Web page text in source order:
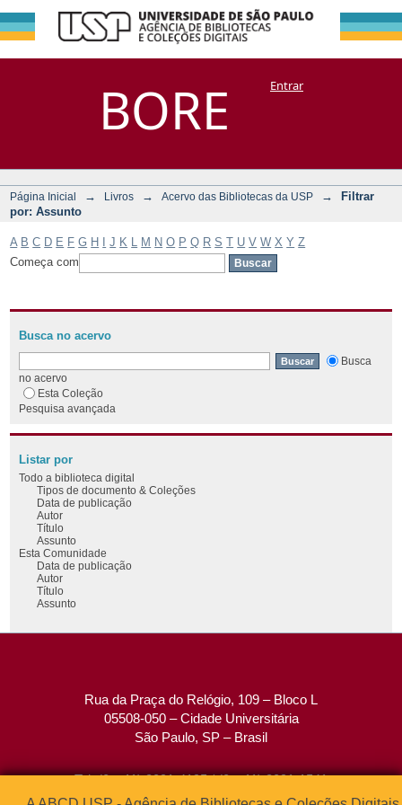
BORE
Filtrar por:
Assunto
DSpace/Manakin + CoriscoEntrar
Página Inicial → Livros → Acervo das Bibliotecas da USP →
Filtrar
por: Assunto
A B C D E F G H J K M N O P Q R S T U V W X Y Z
Começa com
Busca no acervo
Busca
no acervo
Esta Coleção
Pesquisa avançada
Listar por
Todo a biblioteca digital
Tipos de documento & Coleções
Data de publicação
Autor
Título
Assunto
Esta Comunidade
Data de publicação
Autor
Título
Assunto
Rua da Praça do Relógio, 109 – Bloco L
05508-050 – Cidade Universitária
São Paulo, SP – Brasil
Tel: (0xx11) 3091-4195 / (0xx11) 3091-1541
Fax: (0xx11) 3091-1567